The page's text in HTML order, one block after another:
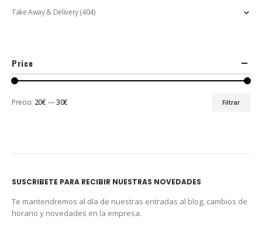
Take Away & Delivery(404)
Price
Filtrar
Precio: 20€ —30€
SUSCRIBETE PARA RECIBIR NUESTRAS NOVEDADES
Te mantendremos al día de nuestras entradas al blog, cambios de
horario y novedades en la empresa.